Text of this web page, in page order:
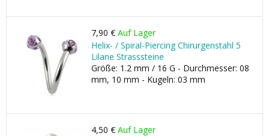
7,90 € Auf Lager
Helix- / Spiral-Piercing Chirurgenstahl 5
Lilane Strasssteine
Größe: 1.2 mm / 16 G - Durchmesser: 08
mm, 10 mm - Kugeln: 03 mm
4,50 € Auf Lager